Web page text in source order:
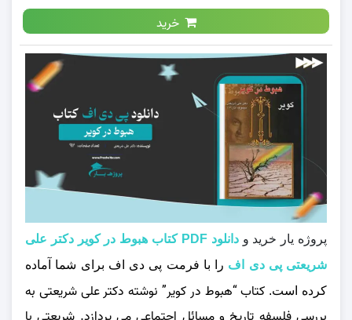
خرید
پروژه یار خرید و
دانلود PDF کتاب هبوط در کویر دکتر علی
شریعتی پی دی اف را با فرمت پی دی اف برای شما آماده
کرده است. کتاب“هبوط در کویر” نوشته دکتر علی شریعتی به